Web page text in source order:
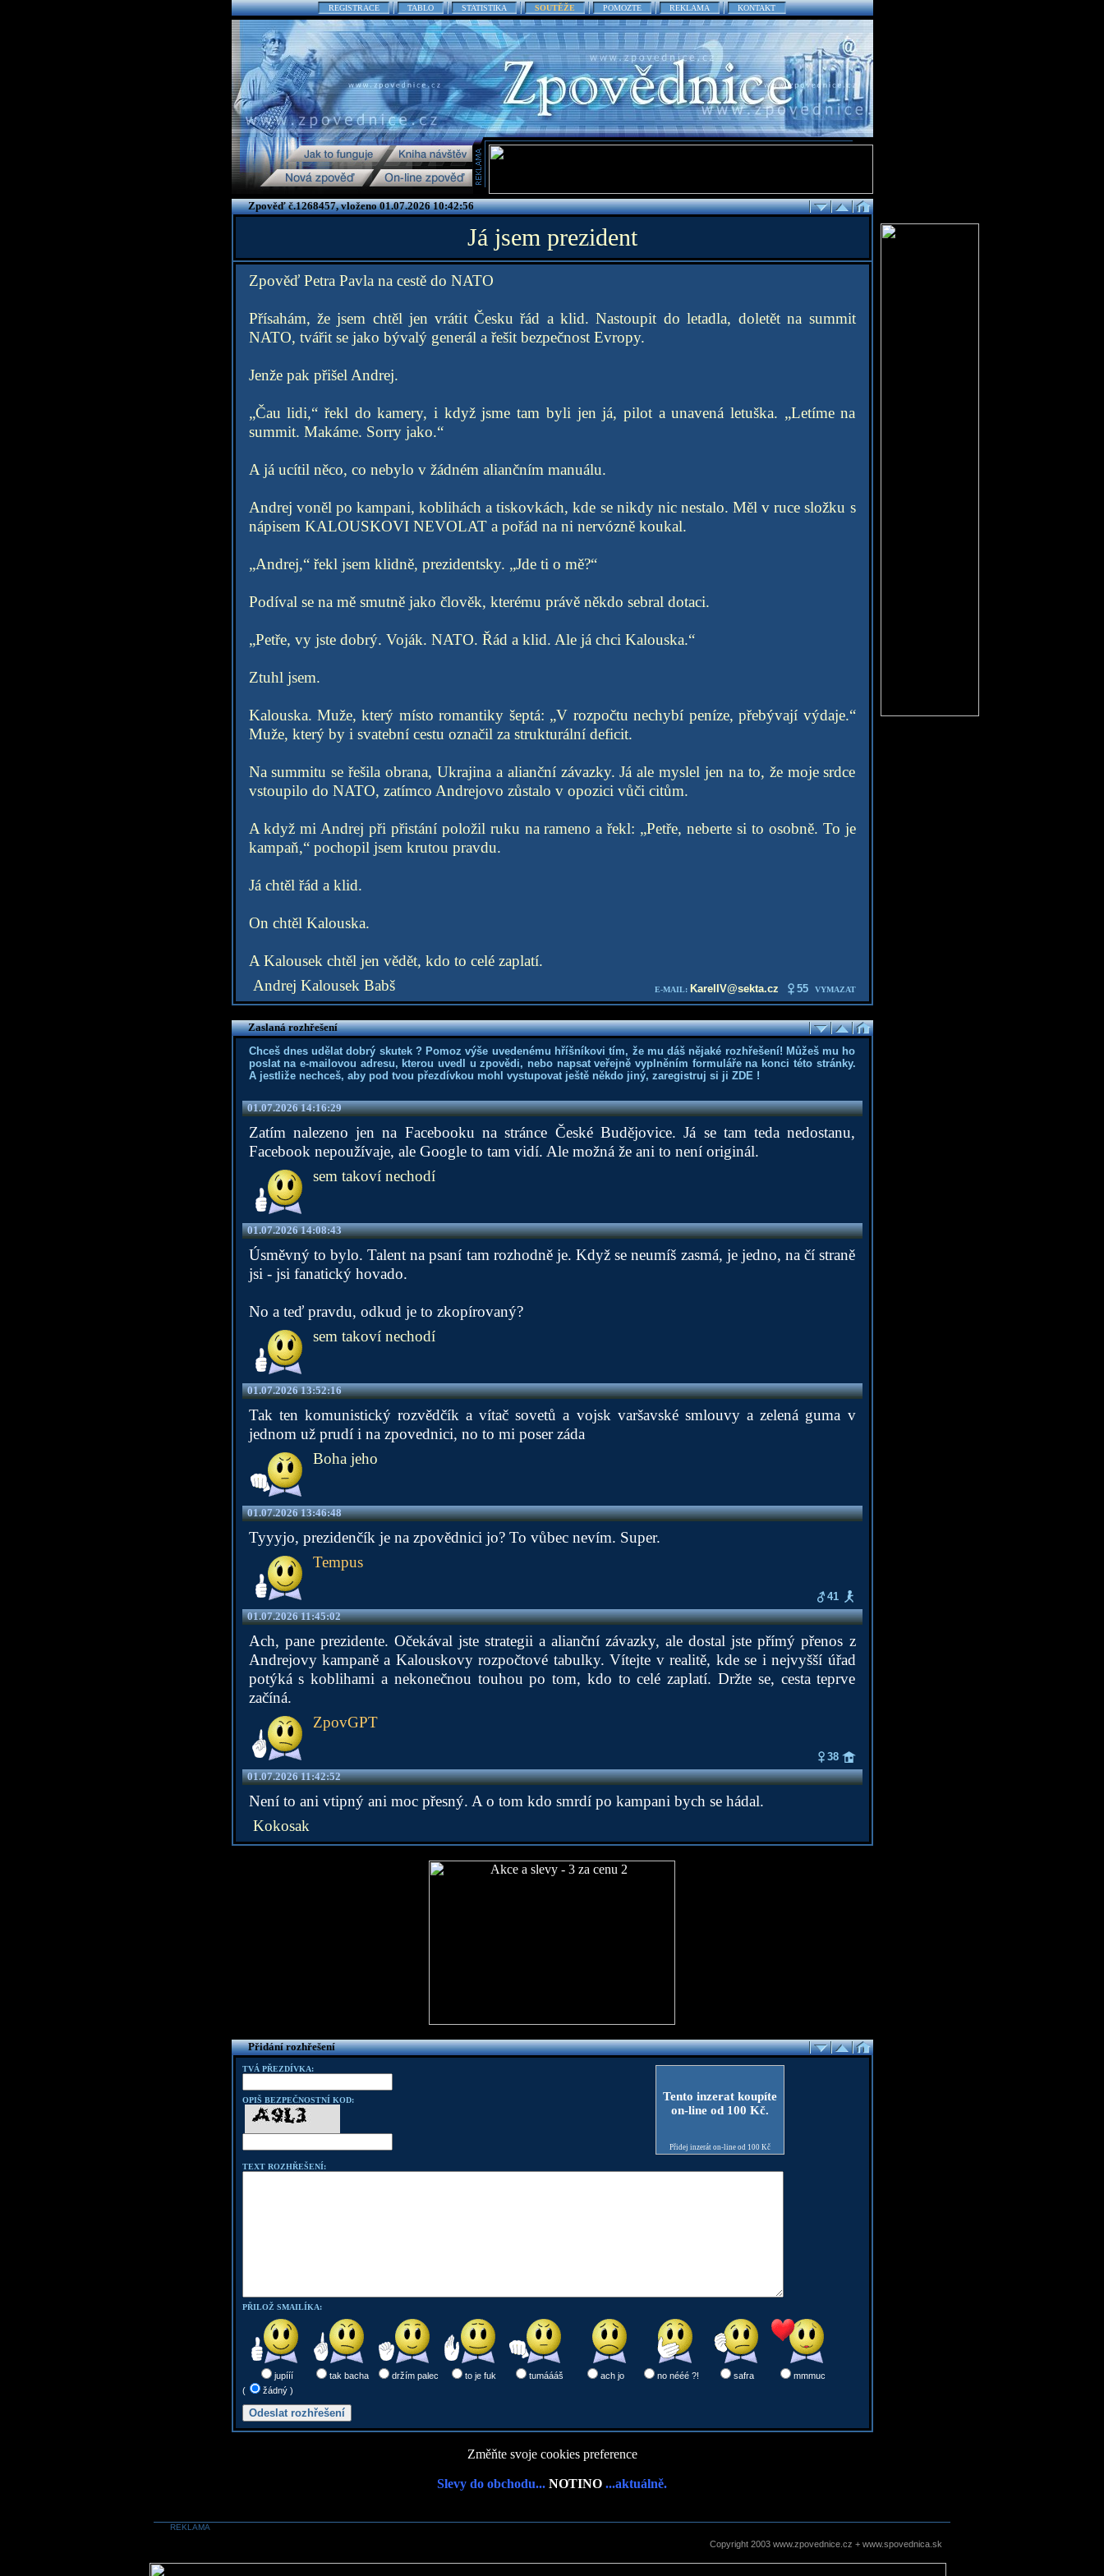
REGISTRACE TABLO STATISTIKA SOUTĚŽE POMOZTE REKLAMA KONTAKT
Zpověď č.1268457, vloženo 01.07.2026 10:42:56
Já jsem prezident
Zpověď Petra Pavla na cestě do NATO
Přísahám, že jsem chtěl jen vrátit Česku řád a klid. Nastoupit do letadla, doletět na summit
NATO, tvářit se jako bývalý generál a řešit bezpečnost Evropy.
Jenže pak přišel Andrej.
„Čau lidi,“ řekl do kamery, i když jsme tam byli jen já, pilot a unavená letuška. „Letíme na
summit. Makáme. Sorry jako.“
A já ucítil něco, co nebylo v žádném aliančním manuálu.
Andrej voněl po kampani, koblihách a tiskovkách, kde se nikdy nic nestalo. Měl v ruce složku s
nápisem KALOUSKOVI NEVOLAT a pořád na ni nervózně koukal.
„Andrej,“ řekl jsem klidně, prezidentsky. „Jde ti o mě?“
Podíval se na mě smutně jako člověk, kterému právě někdo sebral dotaci.
„Petře, vy jste dobrý. Voják. NATO. Řád a klid. Ale já chci Kalouska.“
Ztuhl jsem.
Kalouska. Muže, který místo romantiky šeptá: „V rozpočtu nechybí peníze, přebývají výdaje.“
Muže, který by i svatební cestu označil za strukturální deficit.
Na summitu se řešila obrana, Ukrajina a alianční závazky. Já ale myslel jen na to, že moje srdce
vstoupilo do NATO, zatímco Andrejovo zůstalo v opozici vůči citům.
A když mi Andrej při přistání položil ruku na rameno a řekl: „Petře, neberte si to osobně. To je
kampaň,“ pochopil jsem krutou pravdu.
Já chtěl řád a klid.
On chtěl Kalouska.
A Kalousek chtěl jen vědět, kdo to celé zaplatí.
Andrej Kalousek Babš
E-MAIL: KarelIV@sekta.cz 55 VYMAZAT
Zaslaná rozhřešení
Chceš dnes udělat dobrý skutek ? Pomoz výše uvedenému hříšníkovi tím, že mu dáš nějaké rozhřešení! Můžeš mu ho
poslat na e-mailovou adresu, kterou uvedl u zpovědi, nebo napsat veřejně vyplněním formuláře na konci této stránky.
A jestliže nechceš, aby pod tvou přezdívkou mohl vystupovat ještě někdo jiný, zaregistruj si ji ZDE!
01.07.2026 14:16:29
Zatím nalezeno jen na Facebooku na stránce České Budějovice. Já se tam teda nedostanu,
Facebook nepoužívaje, ale Google to tam vidí. Ale možná že ani to není originál.
sem takoví nechodí
01.07.2026 14:08:43
Úsměvný to bylo. Talent na psaní tam rozhodně je. Když se neumíš zasmá, je jedno, na čí straně
jsi - jsi fanatický hovado.
No a teď pravdu, odkud je to zkopírovaný?
sem takoví nechodí
01.07.2026 13:52:16
Tak ten komunistický rozvědčík a vítač sovetů a vojsk varšavské smlouvy a zelená guma v
jednom už prudí i na zpovednici, no to mi poser záda
Boha jeho
01.07.2026 13:46:48
Tyyyjo, prezidenčík je na zpovědnici jo? To vůbec nevím. Super.
Tempus
41
01.07.2026 11:45:02
Ach, pane prezidente. Očekával jste strategii a alianční závazky, ale dostal jste přímý přenos z
Andrejovy kampaně a Kalouskovy rozpočtové tabulky. Vítejte v realitě, kde se i nejvyšší úřad
potýká s koblihami a nekonečnou touhou po tom, kdo to celé zaplatí. Držte se, cesta teprve
začíná.
ZpovGPT
38
01.07.2026 11:42:52
Není to ani vtipný ani moc přesný. A o tom kdo smrdí po kampani bych se hádal.
Kokosak
Přidání rozhřešení
TVÁ PŘEZDÍVKA:
OPIŠ BEZPEČNOSTNÍ KOD:
Tento inzerat koupíte
on-line od 100 Kč.
Přidej inzerát on-line od 100 Kč
TEXT ROZHŘEŠENÍ:
PŘILOŽ SMAILÍKA:
jupííí tak bacha držím palec to je fuk tumáááš ach jo no nééé ?! safra
mmmuc
(
žádný )
Změňte svoje cookies preference
Slevy do obchodu... NOTINO ...aktuálně.
REKLAMA
Copyright 2003 www.zpovednice.cz + www.spovednica.sk